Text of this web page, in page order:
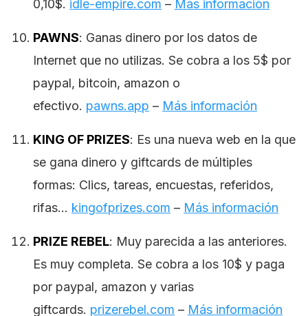
0,10$. idle-empire.com – Más información
PAWNS: Ganas dinero por los datos de
Internet que no utilizas. Se cobra a los 5$ por
paypal, bitcoin, amazon o
efectivo. pawns.app – Más información
KING OF PRIZES: Es una nueva web en la que
se gana dinero y giftcards de múltiples
formas: Clics, tareas, encuestas, referidos,
rifas… kingofprizes.com – Más información
PRIZE REBEL: Muy parecida a las anteriores.
Es muy completa. Se cobra a los 10$ y paga
por paypal, amazon y varias
giftcards. prizerebel.com – Más información